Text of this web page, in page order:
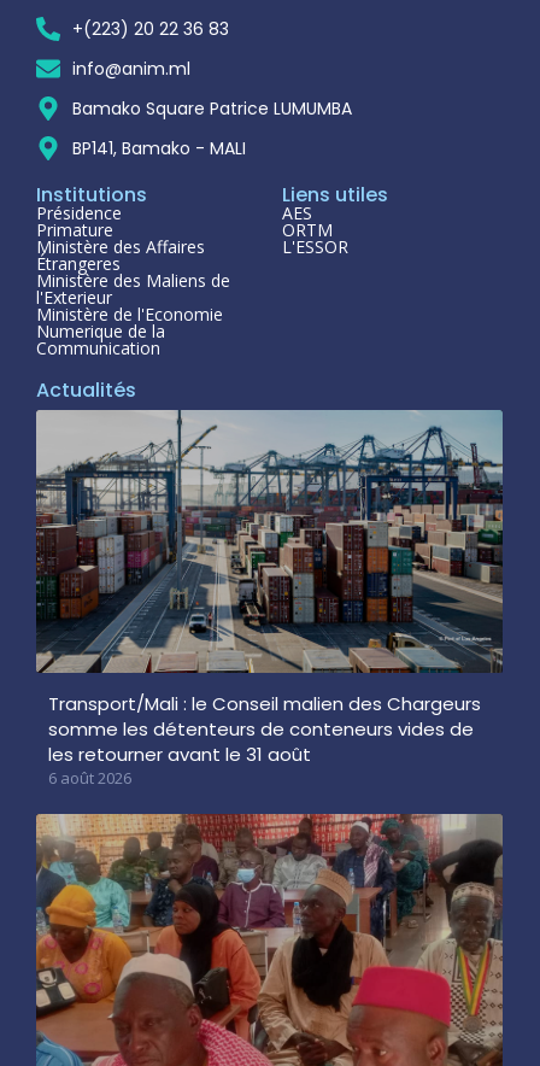
+(223) 20 22 36 83
info@anim.ml
Bamako Square Patrice LUMUMBA
BP141, Bamako - MALI
Institutions
Présidence
Primature
Ministère des Affaires
Étrangeres
Ministère des Maliens de
l'Exterieur
Ministère de l'Economie
Numerique de la
Communication
Liens utiles
AES
ORTM
L'ESSOR
Actualités
Transport/Mali : le Conseil malien des Chargeurs
somme les détenteurs de conteneurs vides de
les retourner avant le 31 août
6 août 2026